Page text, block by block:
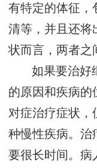
有特定的体征，
清等，并且还将
状而言，两者之
如果要治好
的原因和疾病的
对症治疗症状，
种慢性疾病。治
要很长时间。病